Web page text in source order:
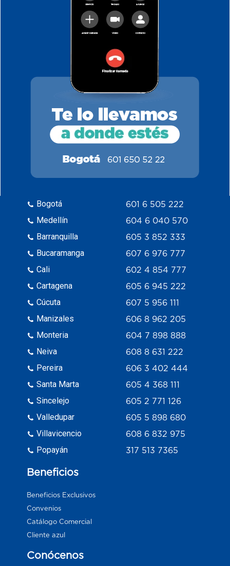
Bogotá
Medellín
Barranquilla
Bucaramanga
Cali
Cartagena
Cúcuta
Manizales
Monteria
Neiva
Pereira
Santa Marta
Sincelejo
Valledupar
Villavicencio
Popayán
601 6 505 222
604 6 040 570
605 3 852 333
607 6 976 777
602 4 854 777
605 6 945 222
607 5 956 111
606 8 962 205
604 7 898 888
608 8 631 222
606 3 402 444
605 4 368 111
605 2 771 126
605 5 898 680
608 6 832 975
317 513 7365
Beneficios
Beneficios Exclusivos
Convenios
Catálogo Comercial
Cliente azul
Conócenos